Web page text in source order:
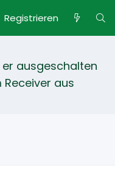
Registrieren
ausgeschalten
Receiver aus